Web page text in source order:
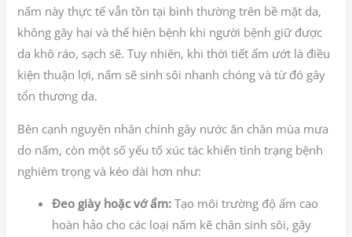
nấm này thực tế vẫn tồn tại bình thường trên bề mặt da,
không gây hại và thể hiện bệnh khi người bệnh giữ được
da khô ráo, sạch sẽ. Tuy nhiên, khi thời tiết ẩm ướt là điều
kiện thuận lợi, nấm sẽ sinh sôi nhanh chóng và từ đó gây
tổn thương da.
Bên cạnh nguyên nhân chính gây nước ăn chân mùa mưa
do nấm, còn một số yếu tố xúc tác khiến tình trạng bệnh
nghiêm trọng và kéo dài hơn như:
Đeo giày hoặc vớ ẩm: Tạo môi trường độ ẩm cao
hoàn hảo cho các loại nấm kẽ chân sinh sôi, gây